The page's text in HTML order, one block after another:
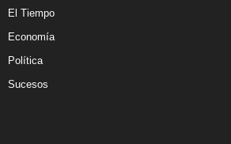
El Tiempo
Economía
Política
Sucesos